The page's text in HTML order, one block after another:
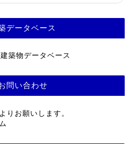
データベース
築物データベース
問い合わせ
りお願いします。